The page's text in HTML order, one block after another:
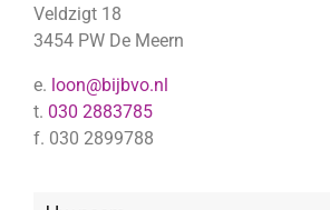
Veldzigt 18
3454 PW De Meern
e. loon@bijbvo.nl
t. 030 2883785
f. 030 2899788